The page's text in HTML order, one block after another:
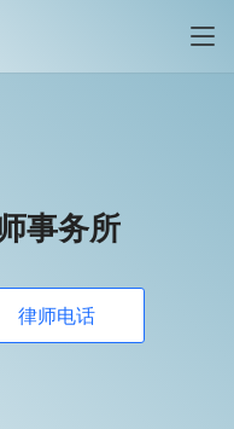
事务所
律师电话